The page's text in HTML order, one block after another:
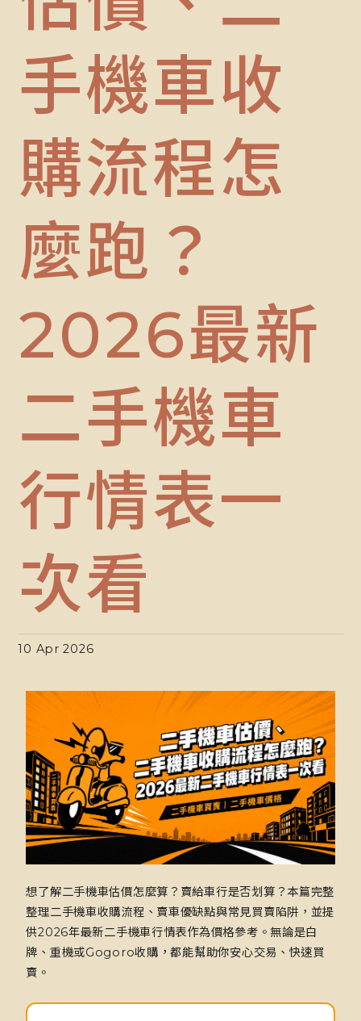
手機車收
購流程怎
麼跑？
2026最新
二手機車
行情表一
次看
10 Apr 2026
想了解二手機車估價怎麼算？賣給車行是否划算？本篇完整
整理二手機車收購流程、賣車優缺點與常見買賣陷阱，並提
供2026年最新二手機車行情表作為價格參考。無論是白
牌、重機或Gogoro收購，都能幫助你安心交易、快速買
賣。